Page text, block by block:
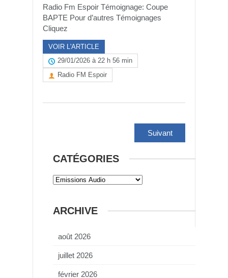
Radio Fm Espoir Témoignage: Coupe
BAPTE Pour d’autres Témoignages
Cliquez
VOIR L'ARTICLE
29/01/2026 à 22 h 56 min
Radio FM Espoir
Suivant
CATÉGORIES
ARCHIVE
août 2026
juillet 2026
février 2026